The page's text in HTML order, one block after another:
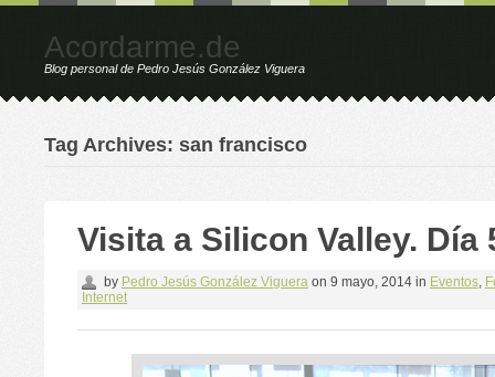
Acordarme.de
Blog personal de Pedro Jesús González Viguera
Tag Archives: san francisco
Visita a Silicon Valley. Día
by Pedro Jesús González Viguera on 9 mayo, 2014 in Eventos,
Internet